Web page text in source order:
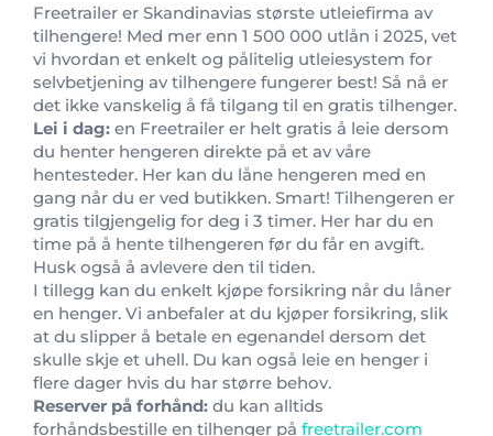
Freetrailer er Skandinavias største utleiefirma av
tilhengere! Med mer enn 1 500 000 utlån i 2025, vet
vi hvordan et enkelt og pålitelig utleiesystem for
selvbetjening av tilhengere fungerer best! Så nå er
det ikke vanskelig å få tilgang til en gratis tilhenger.
Lei i dag: en Freetrailer er helt gratis å leie dersom
du henter hengeren direkte på et av våre
hentesteder. Her kan du låne hengeren med en
gang når du er ved butikken. Smart! Tilhengeren er
gratis tilgjengelig for deg i 3 timer. Her har du en
time på å hente tilhengeren før du får en avgift.
Husk også å avlevere den til tiden.
I tillegg kan du enkelt kjøpe forsikring når du låner
en henger. Vi anbefaler at du kjøper forsikring, slik
at du slipper å betale en egenandel dersom det
skulle skje et uhell. Du kan også leie en henger i
flere dager hvis du har større behov.
Reserver på forhånd: du kan alltids
forhåndsbestille en tilhenger på freetrailer.com